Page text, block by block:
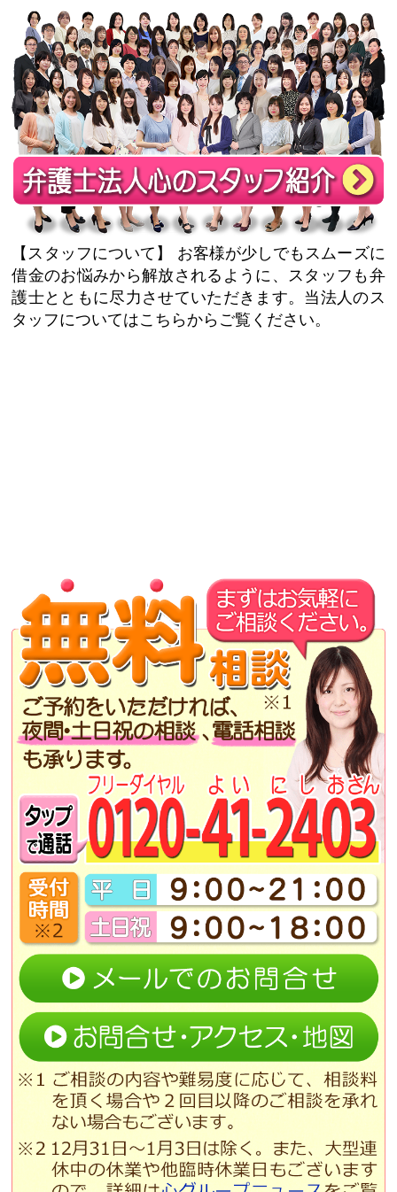
【スタッフについて】
お客様が少しでもスムーズに
借金のお悩みから解放されるように、スタッフも弁
護士とともに尽力させていただきます。当法人のス
タッフについてはこちらからご覧ください。